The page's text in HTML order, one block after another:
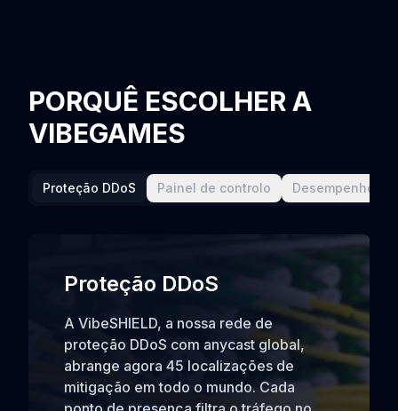
PORQUÊ ESCOLHER A
VIBEGAMES
Proteção DDoS Painel de controlo Desempenho
Proteção DDoS
A VibeSHIELD, a nossa rede de
proteção DDoS com anycast global,
abrange agora 45 localizações de
mitigação em todo o mundo. Cada